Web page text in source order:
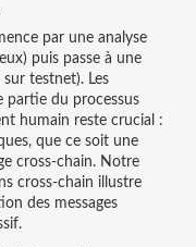
par une analyse
puis passe à une
testnet). Les
partie du processus
humain reste crucial :
que ce soit une
cross‑chain. Notre
cross‑chain illustre
des messages